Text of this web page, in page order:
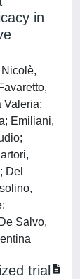
in
Valeria;
Emiliani,
Del
Salvo,
trial